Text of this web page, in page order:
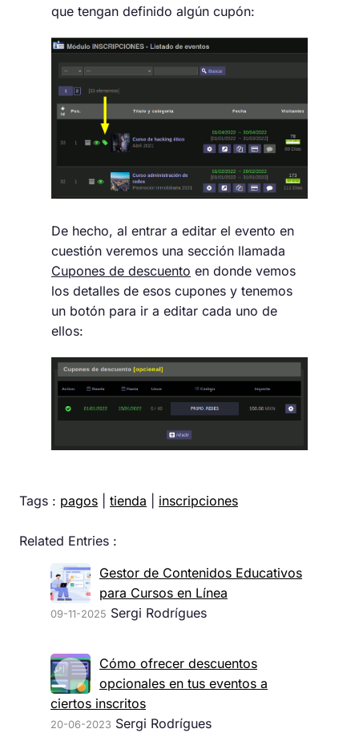
que tengan definido algún cupón:
De hecho, al entrar a editar el evento en
cuestión veremos una sección llamada
Cupones de descuento en donde vemos
los detalles de esos cupones y tenemos
un botón para ir a editar cada uno de
ellos:
Tags : pagos tienda inscripciones
Related Entries :
Gestor de Contenidos Educativos
para Cursos en Línea
09-11-2025 Sergi Rodrígues
Cómo ofrecer descuentos
opcionales en tus eventos a
ciertos inscritos
20-06-2023 Sergi Rodrígues